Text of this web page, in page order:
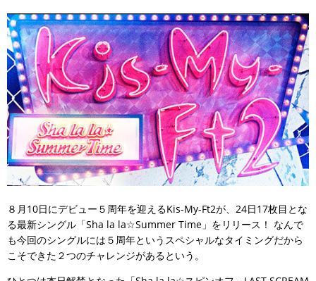
８月10日にデビュー５周年を迎えるKis-My-Ft2が、24日17枚目とな
る最新シングル「Sha la la☆Summer Time」をリリース！ なんで
も今回のシングルには５周年というスペシャルなタイミングだから
こそできた２つのチャレンジがあるという。